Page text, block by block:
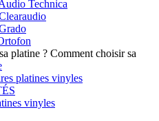
Technica
Comment choisir sa
platines vinyles
vinyles